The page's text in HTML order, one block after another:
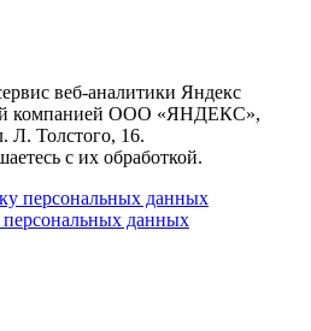
веб-аналитики Яндекс
компанией ООО «ЯНДЕКС»,
Л. Толстого, 16.
с их обработкой.
персональных данных
данных